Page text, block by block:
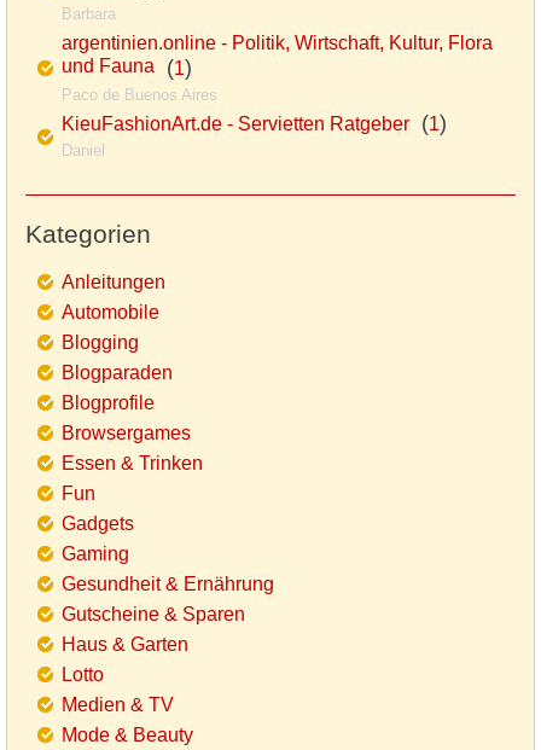
Barbara
argentinien.online - Politik, Wirtschaft, Kultur, Flora
und Fauna (1)
Paco de Buenos Aires
KieuFashionArt.de - Servietten Ratgeber (1)
Daniel
Kategorien
Anleitungen
Automobile
Blogging
Blogparaden
Blogprofile
Browsergames
Essen & Trinken
Fun
Gadgets
Gaming
Gesundheit & Ernährung
Gutscheine & Sparen
Haus & Garten
Lotto
Medien & TV
Mode & Beauty